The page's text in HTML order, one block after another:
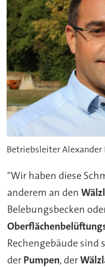
Betriebsleiter Alexander
"Wir haben diese
anderem an den
Belebungsbecken
Rechengebäude sind
derPumpen, der